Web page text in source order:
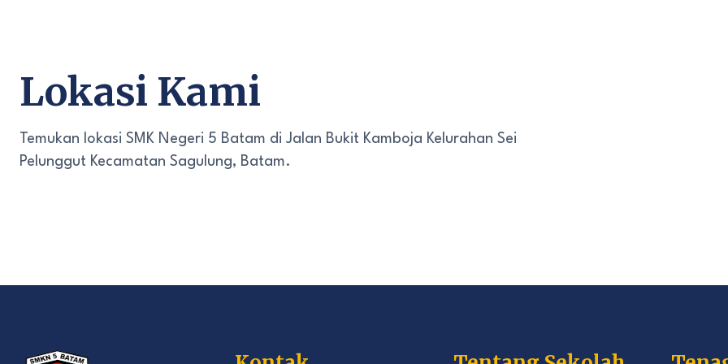
Lokasi Kami
Temukan lokasi SMK Negeri 5 Batam di Jalan Bukit Kamboja Kelurahan Sei
Pelunggut Kecamatan Sagulung, Batam.